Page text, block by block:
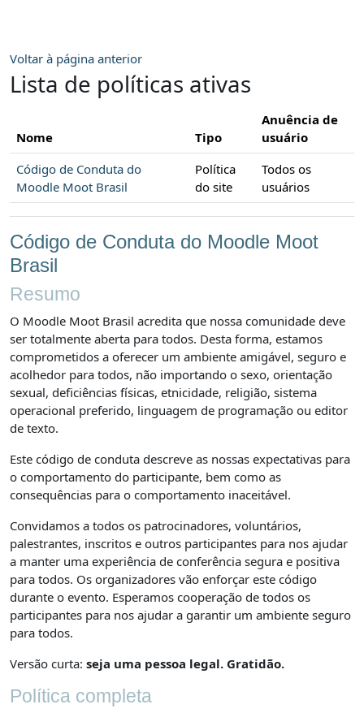
Voltar à página anterior
Lista de políticas ativas
Nome Tipo
Anuência de
usuário
Código de Conduta do
Moodle Moot Brasil
Política
do site
Todos os
usuários
Código de Conduta do Moodle Moot
Brasil
Resumo
O Moodle Moot Brasil acredita que nossa comunidade deve
ser totalmente aberta para todos. Desta forma, estamos
comprometidos a oferecer um ambiente amigável, seguro e
acolhedor para todos, não importando o sexo, orientação
sexual, deficiências físicas, etnicidade, religião, sistema
operacional preferido, linguagem de programação ou editor
de texto.
Este código de conduta descreve as nossas expectativas para
o comportamento do participante, bem como as
consequências para o comportamento inaceitável.
Convidamos a todos os patrocinadores, voluntários,
palestrantes, inscritos e outros participantes para nos ajudar
a manter uma experiência de conferência segura e positiva
para todos. Os organizadores vão enforçar este código
durante o evento. Esperamos cooperação de todos os
participantes para nos ajudar a garantir um ambiente seguro
para todos.
Versão curta: seja uma pessoa legal. Gratidão.
Política completa